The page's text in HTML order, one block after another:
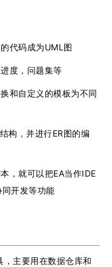
代码成为UML图
度，问题集等
和自定义的模板为不同
构，并进行ER图的编
，就可以把EA当作IDE
开发等功能
主要用在数据仓库和